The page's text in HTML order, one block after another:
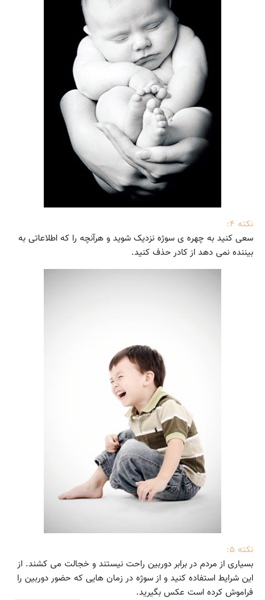
نکته ۴:
سعی کنید به چهره ی سوژه نزدیک شوید و هرآنچه را که اطلاعاتی به
بیننده نمی دهد از کادر حذف کنید.
نکته ۵:
بسیاری از مردم در برابر دوربین راحت نیستند و خجالت می کشند. از
این شرایط استفاده کنید و از سوژه در زمان هایی که حضور دوربین را
فراموش کرده است عکس بگیرید.